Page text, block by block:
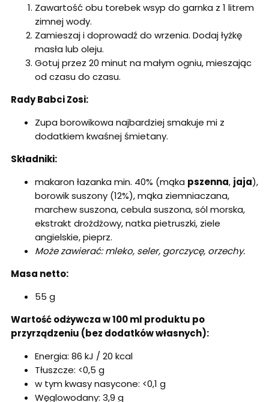
Zawartość obu torebek wsyp do garnka z 1 litrem
zimnej wody.
Zamieszaj i doprowadź do wrzenia. Dodaj łyżkę
masła lub oleju.
Gotuj przez 20 minut na małym ogniu, mieszając
od czasu do czasu.
Rady Babci Zosi:
Zupa borowikowa najbardziej smakuje mi z
dodatkiem kwaśnej śmietany.
Składniki:
makaron łazanka min. 40% (mąka pszenna, jaja),
borowik suszony (12%), mąka ziemniaczana,
marchew suszona, cebula suszona, sól morska,
ekstrakt drożdżowy, natka pietruszki, ziele
angielskie, pieprz.
Może zawierać: mleko, seler, gorczycę, orzechy.
Masa netto:
55 g
Wartość odżywcza w 100 ml produktu po
przyrządzeniu (bez dodatków własnych):
Energia: 86 kJ / 20 kcal
Tłuszcze: <0,5 g
w tym kwasy nasycone: <0,1 g
Węglowodany: 3,9 g